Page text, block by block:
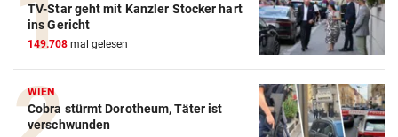
TV-Star geht mit Kanzler Stocker hart
ins Gericht
149.708 mal gelesen
WIEN
Cobra stürmt Dorotheum, Täter ist
verschwunden